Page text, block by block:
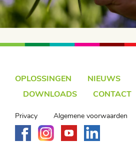
OPLOSSINGEN NIEUWS
DOWNLOADS
CONTACT
Privacy Algemene voorwaarden